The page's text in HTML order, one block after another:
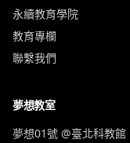
永續教育學院
教育專欄
聯繫我們
夢想教室
夢想01號 @臺北科教館